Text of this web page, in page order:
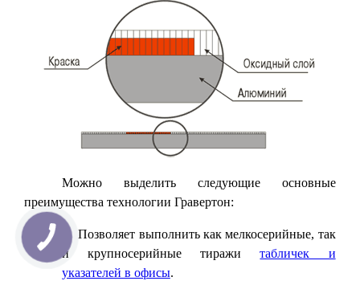
Можно выделить следующие основные
преимущества технологии Гравертон:
1. Позволяет выполнить как мелкосерийные, так
и крупносерийные тиражитабличек и
указателей в офисы.